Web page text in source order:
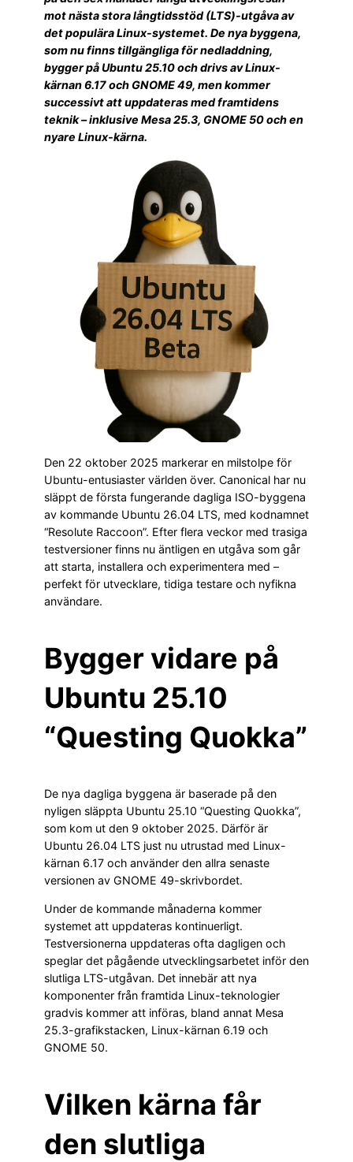
mot nästa stora långtidsstöd (LTS)-utgåva av
det populära Linux-systemet. De nya byggena,
som nu finns tillgängliga för nedladdning,
bygger på Ubuntu 25.10 och drivs av Linux-
kärnan 6.17 och GNOME 49, men kommer
successivt att uppdateras med framtidens
teknik – inklusive Mesa 25.3, GNOME 50 och en
nyare Linux-kärna.
Den 22 oktober 2025 markerar en milstolpe för
Ubuntu-entusiaster världen över. Canonical har nu
släppt de första fungerande dagliga ISO-byggena
av kommande Ubuntu 26.04 LTS, med kodnamnet
“Resolute Raccoon”. Efter flera veckor med trasiga
testversioner finns nu äntligen en utgåva som går
att starta, installera och experimentera med –
perfekt för utvecklare, tidiga testare och nyfikna
användare.
Bygger vidare på
Ubuntu 25.10
“Questing Quokka”
De nya dagliga byggena är baserade på den
nyligen släppta Ubuntu 25.10 “Questing Quokka”,
som kom ut den 9 oktober 2025. Därför är
Ubuntu 26.04 LTS just nu utrustad med Linux-
kärnan 6.17 och använder den allra senaste
versionen av GNOME 49-skrivbordet.
Under de kommande månaderna kommer
systemet att uppdateras kontinuerligt.
Testversionerna uppdateras ofta dagligen och
speglar det pågående utvecklingsarbetet inför den
slutliga LTS-utgåvan. Det innebär att nya
komponenter från framtida Linux-teknologier
gradvis kommer att införas, bland annat Mesa
25.3-grafikstacken, Linux-kärnan 6.19 och
GNOME 50.
Vilken kärna får
den slutliga